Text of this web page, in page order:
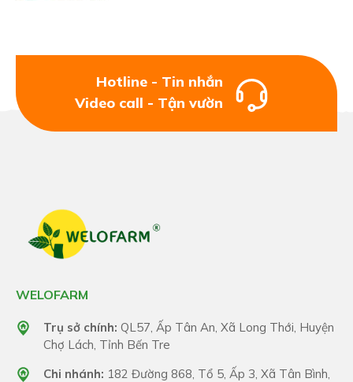
Hotline - Tin nhắn
Video call - Tận vườn
WELOFARM
Trụ sở chính: QL57, Ấp Tân An, Xã Long Thới, Huyện
Chợ Lách, Tỉnh Bến Tre
Chi nhánh: 182 Đường 868, Tổ 5, Ấp 3, Xã Tân Bình,